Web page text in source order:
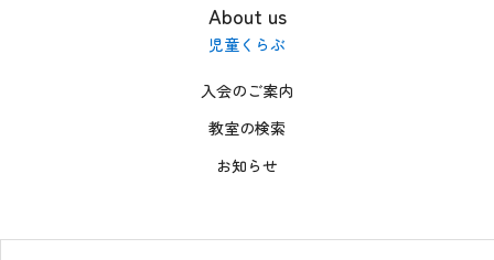
About us
児童くらぶ
入会のご案内
教室の検索
お知らせ